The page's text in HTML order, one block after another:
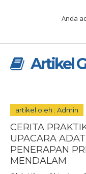
Anda
Artikel
artikel oleh : Admin
CERITA
UPACARA
PENERAPAN
MENDALAM